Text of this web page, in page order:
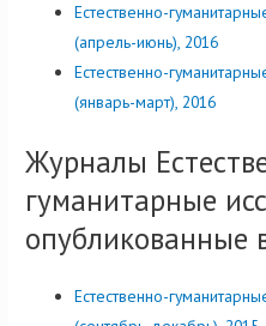
Естественно-
(апрель-июнь), 2016
Естественно-
(январь-март), 2016
Журналы
гуманитарные
опубликованные
Естественно-